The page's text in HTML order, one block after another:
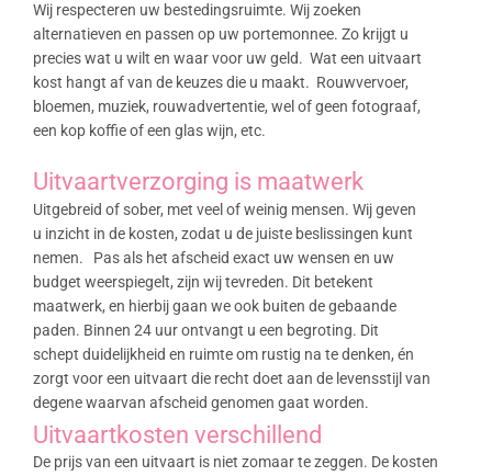
Wij respecteren uw bestedingsruimte. Wij zoeken
alternatieven en passen op uw portemonnee. Zo krijgt u
precies wat u wilt en waar voor uw geld. Wat een uitvaart
kost hangt af van de keuzes die u maakt. Rouwvervoer,
bloemen, muziek, rouwadvertentie, wel of geen fotograaf,
een kop koffie of een glas wijn, etc.
Uitvaartverzorging is maatwerk
Uitgebreid of sober, met veel of weinig mensen. Wij geven
u inzicht in de kosten, zodat u de juiste beslissingen kunt
nemen. Pas als het afscheid exact uw wensen en uw
budget weerspiegelt, zijn wij tevreden. Dit betekent
maatwerk, en hierbij gaan we ook buiten de gebaande
paden. Binnen 24 uur ontvangt u een begroting. Dit
schept duidelijkheid en ruimte om rustig na te denken, én
zorgt voor een uitvaart die recht doet aan de levensstijl van
degene waarvan afscheid genomen gaat worden.
Uitvaartkosten verschillend
De prijs van een uitvaart is niet zomaar te zeggen. De kosten